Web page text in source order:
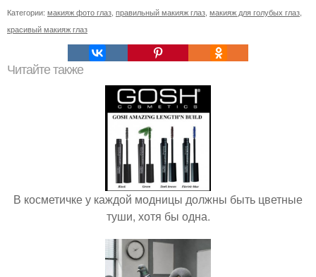
Категории: макияж фото глаз, правильный макияж глаз, макияж для голубых глаз,
красивый макияж глаз
Читайте также
В косметичке у каждой модницы должны быть цветные
туши, хотя бы одна.